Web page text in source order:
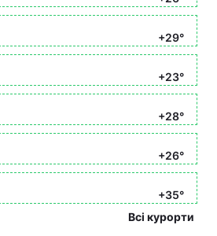
+29°
+23°
+28°
+26°
+35°
Всі курорти